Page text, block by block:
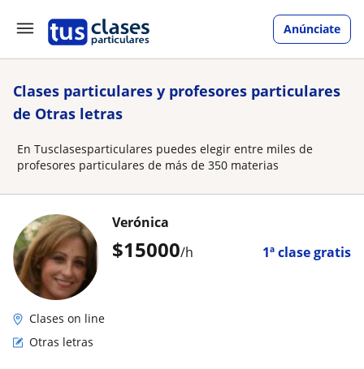
Anúnciate
Clases particulares y profesores particulares
de Otras letras
En Tusclasesparticulares puedes elegir entre miles de
profesores particulares de más de 350 materias
$15000/h 1ª clase gratis
Verónica
Clases on line
Otras letras